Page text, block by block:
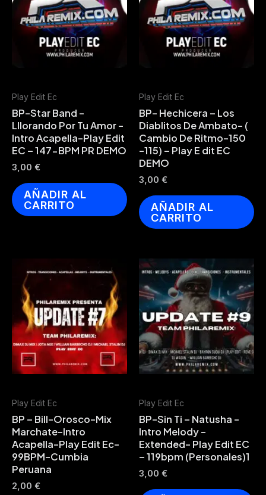
Play Edit Ec
BP-Star Band -
Lllorando Por Tu Amor -
Intro Acapella-Play Edit
EC – 147-BPM PR DEMO
3,00 €
AÑADIR AL
CARRITO
Play Edit Ec
BP- Hechicera – Los
Diablitos De Ambato- (
Cambio De Ritmo-150
-115) – Play E dit EC
DEMO
3,00 €
AÑADIR AL
CARRITO
Play Edit Ec
BP – Bill-Orosco-Mix
Marchate-Intro
Acapella-Play Edit Ec-
99BPM-Cumbia
Peruana
2,00 €
Play Edit Ec
BP-Sin Ti – Natusha -
Intro Melody -
Extended- Play Edit EC
– 119bpm (Personales)1
3,00 €